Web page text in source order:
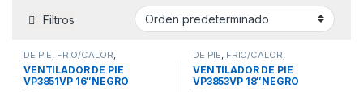
Filtros
DE PIE, FRIO/CALOR,
VENTILACION
VENTILADOR DE PIE
VP3851VP 16″NEGRO
DE PIE, FRIO/CALOR,
VENTILACION
VENTILADOR DE PIE
VP3853VP 18″NEGRO